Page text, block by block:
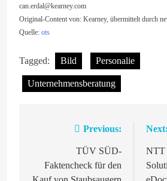
can.erdal@kearney.com
Original-Content von: Kearney, übermittelt durch
Quelle: ots
Tagged: Bild Personalie
Unternehmensberatung
Beitragsnavigation
Previous:
TÜV SÜD-
Faktencheck für den
Next:
NTT